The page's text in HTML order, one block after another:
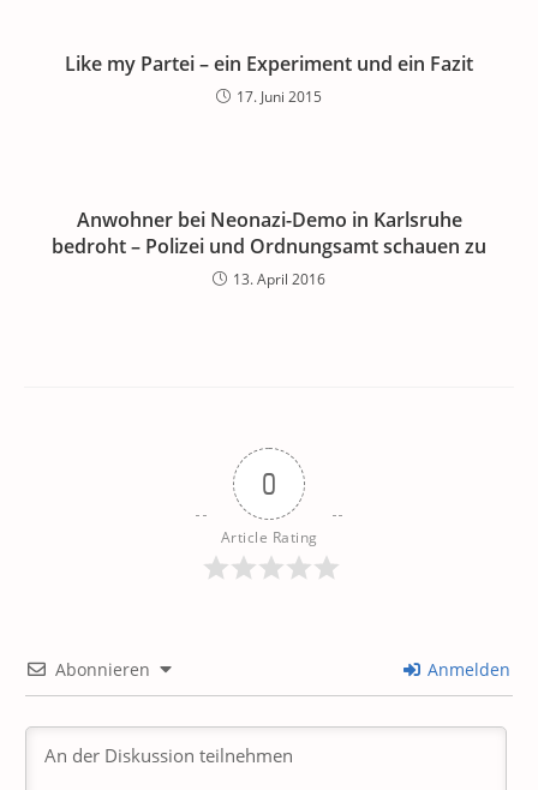
Like my Partei – ein Experiment und ein Fazit
17. Juni 2015
Anwohner bei Neonazi-Demo in Karlsruhe
bedroht – Polizei und Ordnungsamt schauen zu
13. April 2016
0
Article Rating
Abonnieren Anmelden